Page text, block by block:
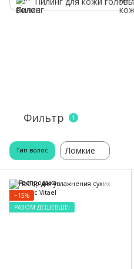
Фильтр 1
Тип волос Ломкие
−15%
РАЗОМ ДЕШЕВШЕ!